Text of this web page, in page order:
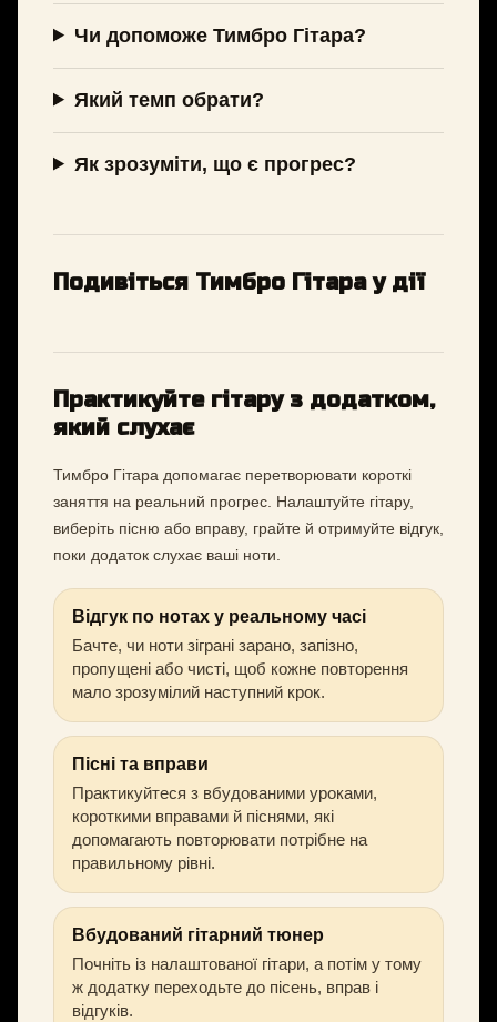
Чи допоможе Тимбро Гітара?
Який темп обрати?
Як зрозуміти, що є прогрес?
Подивіться Тимбро Гітара у дії
Практикуйте гітару з додатком,
який слухає
Тимбро Гітара допомагає перетворювати короткі
заняття на реальний прогрес. Налаштуйте гітару,
виберіть пісню або вправу, грайте й отримуйте відгук,
поки додаток слухає ваші ноти.
Відгук по нотах у реальному часі
Бачте, чи ноти зіграні зарано, запізно,
пропущені або чисті, щоб кожне повторення
мало зрозумілий наступний крок.
Пісні та вправи
Практикуйтеся з вбудованими уроками,
короткими вправами й піснями, які
допомагають повторювати потрібне на
правильному рівні.
Вбудований гітарний тюнер
Почніть із налаштованої гітари, а потім у тому
ж додатку переходьте до пісень, вправ і
відгуків.